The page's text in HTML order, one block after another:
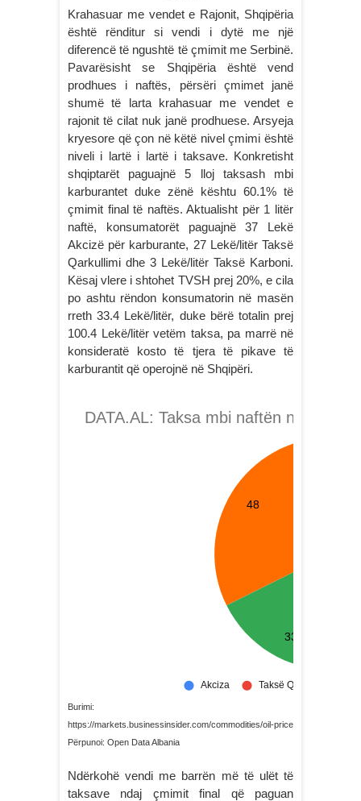
Krahasuar me vendet e Rajonit, Shqipëria
është rënditur si vendi i dytë me një
diferencë të ngushtë të çmimit me Serbinë.
Pavarësisht se Shqipëria është vend
prodhues i naftës, përsëri çmimet janë
shumë të larta krahasuar me vendet e
rajonit të cilat nuk janë prodhuese. Arsyeja
kryesore që çon në këtë nivel çmimi është
niveli i lartë i lartë i taksave. Konkretisht
shqiptarët paguajnë 5 lloj taksash mbi
karburantet duke zënë kështu 60.1% të
çmimit final të naftës. Aktualisht për 1 litër
naftë, konsumatorët paguajnë 37 Lekë
Akcizë për karburante, 27 Lekë/litër Taksë
Qarkullimi dhe 3 Lekë/litër Taksë Karboni.
Kësaj vlere i shtohet TVSH prej 20%, e cila
po ashtu rëndon konsumatorin në masën
rreth 33.4 Lekë/litër, duke bërë totalin prej
100.4 Lekë/litër vetëm taksa, pa marrë në
konsideratë kosto të tjera të pikave të
karburantit që operojnë në Shqipëri.
Burimi:
https://markets.businessinsider.com/commodities/oil-price
Përpunoi: Open Data Albania
Ndërkohë vendi me barrën më të ulët të
taksave ndaj çmimit final që paguan